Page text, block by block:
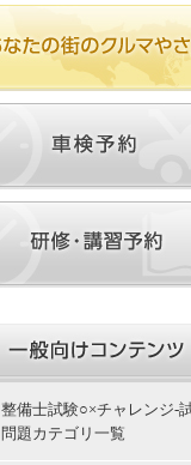
整備士試験○×チャレンジ-
問題カテゴリ一覧